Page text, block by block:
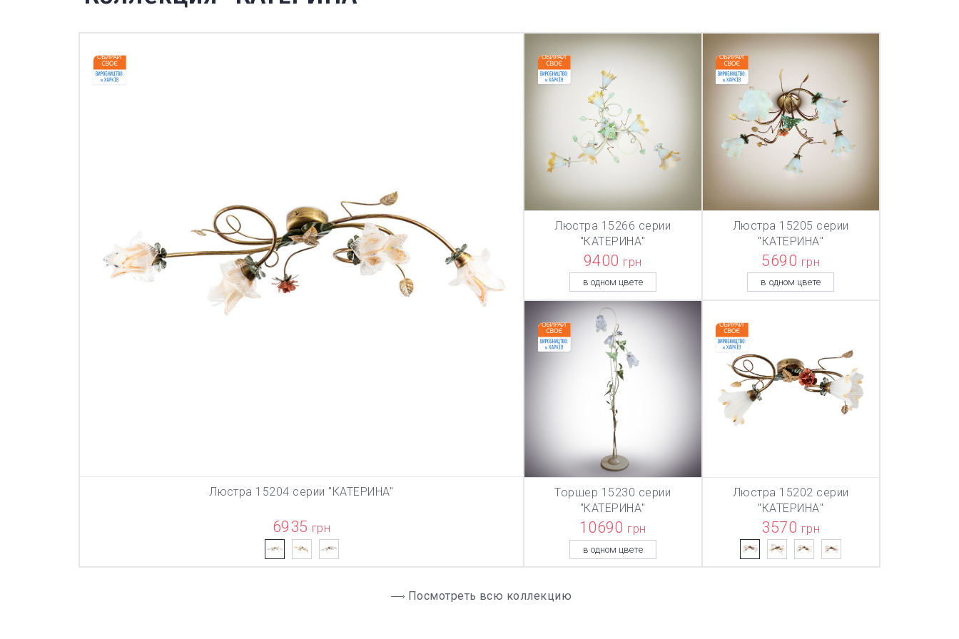
ТОВАР ДОБАВЛЕН В КОРЗИНУ
В КОРЗИНУ
Люстра 15204 серии "КАТЕРИНА"
6935 грн
ТОВАР ДОБАВЛЕН В КОРЗИНУ
В КОРЗИНУ
Люстра 15266 серии
"КАТЕРИНА"
9400 грн
в одном цвете
В КОРЗИНУ
Люстра 15205 серии
"КАТЕРИНА"
5690 грн
в одном цвете
ТОВАР ДОБАВЛЕН В КОРЗИНУ
В КОРЗИНУ
Торшер 15230 серии
"КАТЕРИНА"
10690 грн
в одном цвете
В КОРЗИНУ
Люстра 15202 серии
"КАТЕРИНА"
3570 грн
Посмотреть всю коллекцию